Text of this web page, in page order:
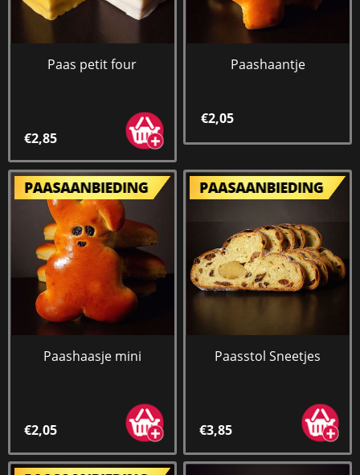
Paas petit four
€2,85
Paashaantje
€2,05
Paashaasje mini
€2,05
Paasstol Sneetjes
€3,85